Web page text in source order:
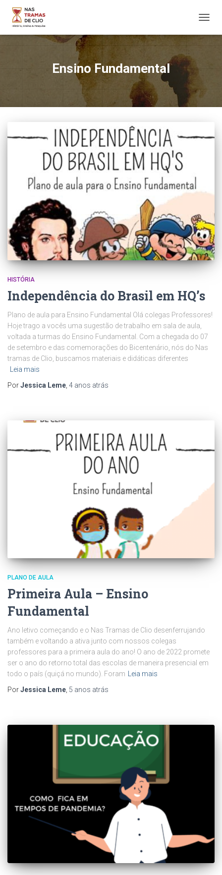
Ensino Fundamental
HISTÓRIA
Independência do Brasil em HQ’s
Plano de aula para Ensino Fundamental Olá colegas Professores!
Hoje trago a vocês uma sugestão de trabalho em sala de aula,
voltada a turmas do Ensino Fundamental. Com a chegada do 07
de setembro e das comemorações do Bicentenário, nós do Nas
tramas de Clio, buscamos materiais e didáticas diferentes
Leia mais
PorJessica Leme 4 anos atrás
PLANO DE AULA
Primeira Aula – Ensino
Fundamental
Ano letivo começando e o Nas Tramas de Clio desenferrujando
também e voltando a ativa junto com nossos colegas
professores para a primeira aula do ano! O ano de 2022 promete
ser o ano do retorno total das escolas de maneira presencial em
todo o país (quiçá no mundo). Foram Leia mais
PorJessica Leme, 5 anos atrás